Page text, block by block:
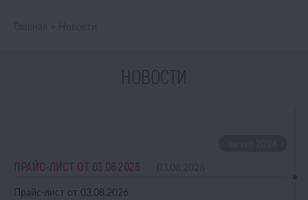
НОВОСТИ
ПРАЙС-ЛИСТ ОТ 03.08.2026
Прайс-лист от 03.08.2026